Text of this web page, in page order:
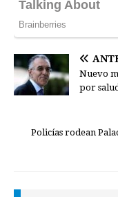
Nuevo
por
Policías rodean